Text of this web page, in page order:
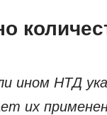
ином НТД
их